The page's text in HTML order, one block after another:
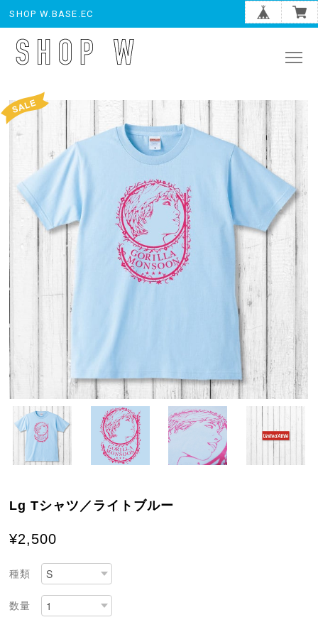
SHOP W.BASE.EC
Lg Tシャツ／ライトブルー
¥2,500
種類
数量